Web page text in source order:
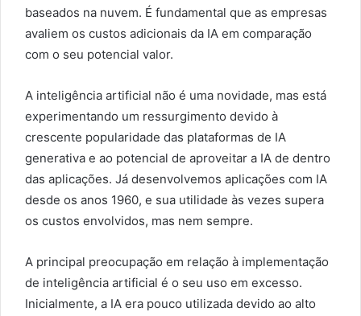
baseados na nuvem. É fundamental que as empresas
avaliem os custos adicionais da IA em comparação
com o seu potencial valor.
A inteligência artificial não é uma novidade, mas está
experimentando um ressurgimento devido à
crescente popularidade das plataformas de IA
generativa e ao potencial de aproveitar a IA de dentro
das aplicações. Já desenvolvemos aplicações com IA
desde os anos 1960, e sua utilidade às vezes supera
os custos envolvidos, mas nem sempre.
A principal preocupação em relação à implementação
de inteligência artificial é o seu uso em excesso.
Inicialmente, a IA era pouco utilizada devido ao alto